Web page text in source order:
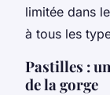
limitée dans
à tous les
Pastilles :
de la gorge